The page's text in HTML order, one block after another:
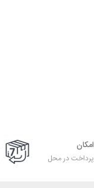
امکان
پرداخت در محل